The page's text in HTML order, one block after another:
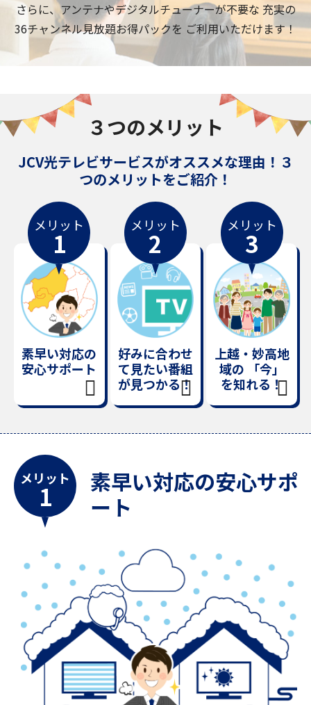
さらに、アンテナやデジタルチューナーが不要な 充実の
36チャンネル見放題お得パックを ご利用いただけます！
３つのメリット
JCV光テレビサービスがオススメな理由！３
つのメリットをご紹介！
メリット
1
素早い対応の
安心サポート
メリット
2
好みに合わせ
て見たい番組
が見つかる！
メリット
3
上越・妙高地
域の 「今」
を知れる！
メリット
1
素早い対応の安心サポ
ート